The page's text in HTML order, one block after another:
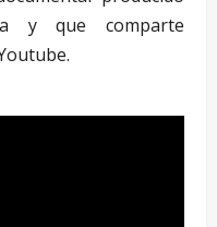
y que comparte